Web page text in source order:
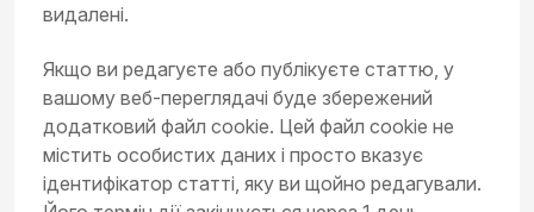
видалені.
Якщо ви редагуєте або публікуєте статтю, у
вашому веб-переглядачі буде збережений
додатковий файл cookie. Цей файл cookie не
містить особистих даних і просто вказує
ідентифікатор статті, яку ви щойно редагували.